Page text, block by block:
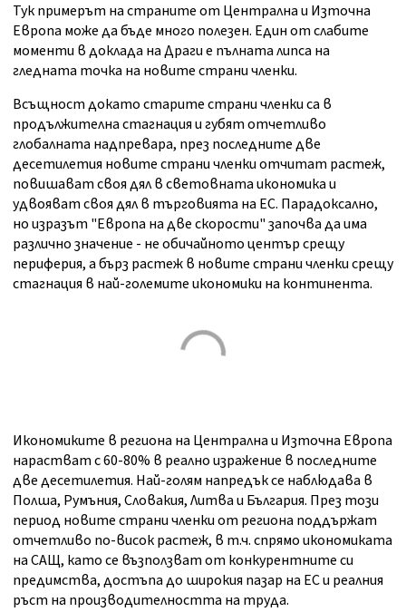
Тук примерът на страните от Централна и Източна
Европа може да бъде много полезен. Един от слабите
моменти в доклада на Драги е пълната липса на
гледната точка на новите страни членки.
Всъщност докато старите страни членки са в
продължителна стагнация и губят отчетливо
глобалната надпревара, през последните две
десетилетия новите страни членки отчитат растеж,
повишават своя дял в световната икономика и
удвояват своя дял в търговията на ЕС. Парадоксално,
но изразът "Европа на две скорости" започва да има
различно значение - не обичайното център срещу
периферия, а бърз растеж в новите страни членки срещу
стагнация в най-големите икономики на континента.
Икономиките в региона на Централна и Източна Европа
нарастват с 60-80% в реално изражение в последните
две десетилетия. Най-голям напредък се наблюдава в
Полша, Румъния, Словакия, Литва и България. През този
период новите страни членки от региона поддържат
отчетливо по-висок растеж, в т.ч. спрямо икономиката
на САЩ, като се възползват от конкурентните си
предимства, достъпа до широкия пазар на ЕС и реалния
ръст на производителността на труда.